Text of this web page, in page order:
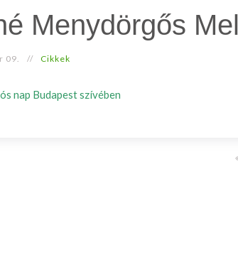
Menydörgős
09. Cikkek
nap Budapest szívében